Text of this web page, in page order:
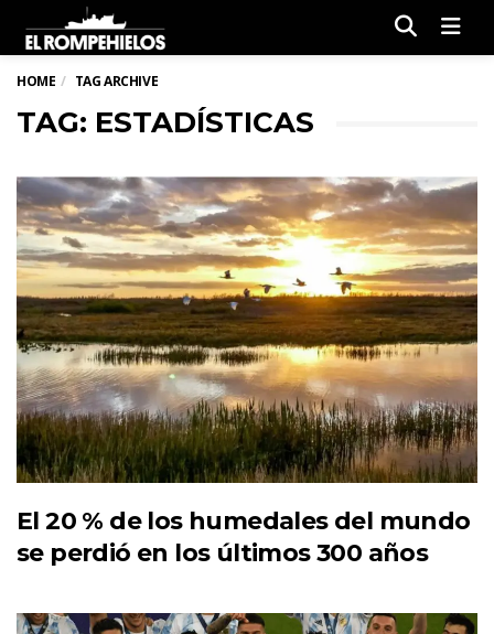
HOME TAG ARCHIVE
TAG: ESTADÍSTICAS
El 20 % de los humedales del mundo
se perdió en los últimos 300 años